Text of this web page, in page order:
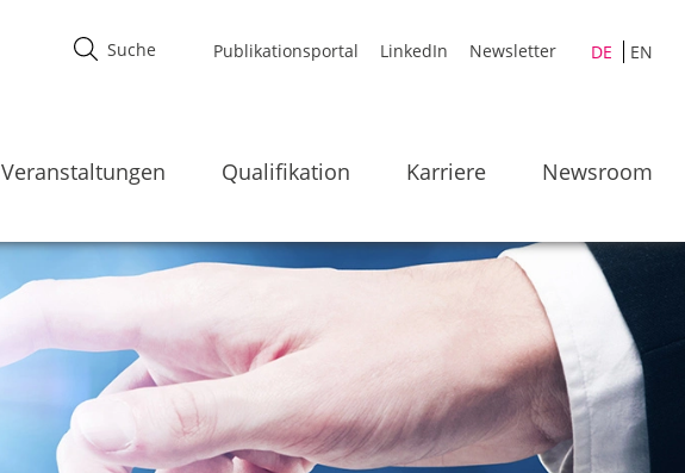
Publikationsportal LinkedIn Newsletter DE EN
Veranstaltungen Qualifikation Karriere Newsroom